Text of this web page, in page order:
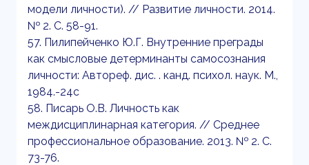
модели личности). // Развитие личности. 2014.
№ 2. С. 58-91.
57. Пилипейченко Ю.Г. Внутренние преграды
как смысловые детерминанты самосознания
личности: Автореф. дис. . канд. психол. наук. М.,
1984.-24с
58. Писарь О.В. Личность как
междисциплинарная категория. // Среднее
профессиональное образование. 2013. № 2. С.
73-76.